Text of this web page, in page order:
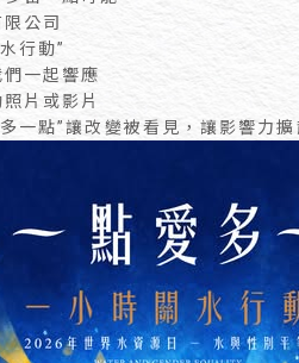
公司
行動”
一起響應
片或影片
一點”讓改變被看見，讓影響力